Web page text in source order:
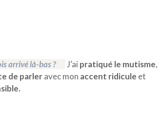
arrivé là-bas ?
J’ai pratiqué le mutisme,
de parleravec mon accent ridicule et